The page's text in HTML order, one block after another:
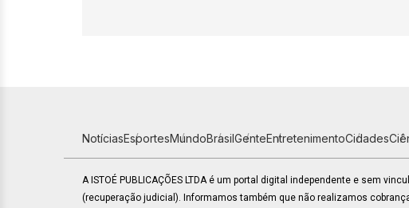
NotíciasEsportesMundoBrasilGenteEntretenimentoCidades
A ISTOÉ PUBLICAÇÕES LTDA é um portal digital independente e sem
(recuperação judicial). Informamos também que não realizamos